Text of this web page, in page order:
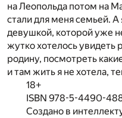
на Леопольда потом на
стали для меня семьей. А
девушкой, которой уже
жутко хотелось увидеть
родину, посмотреть
и там жить я не хотела,
18+
ISBN 978-5-4490-
Создано в